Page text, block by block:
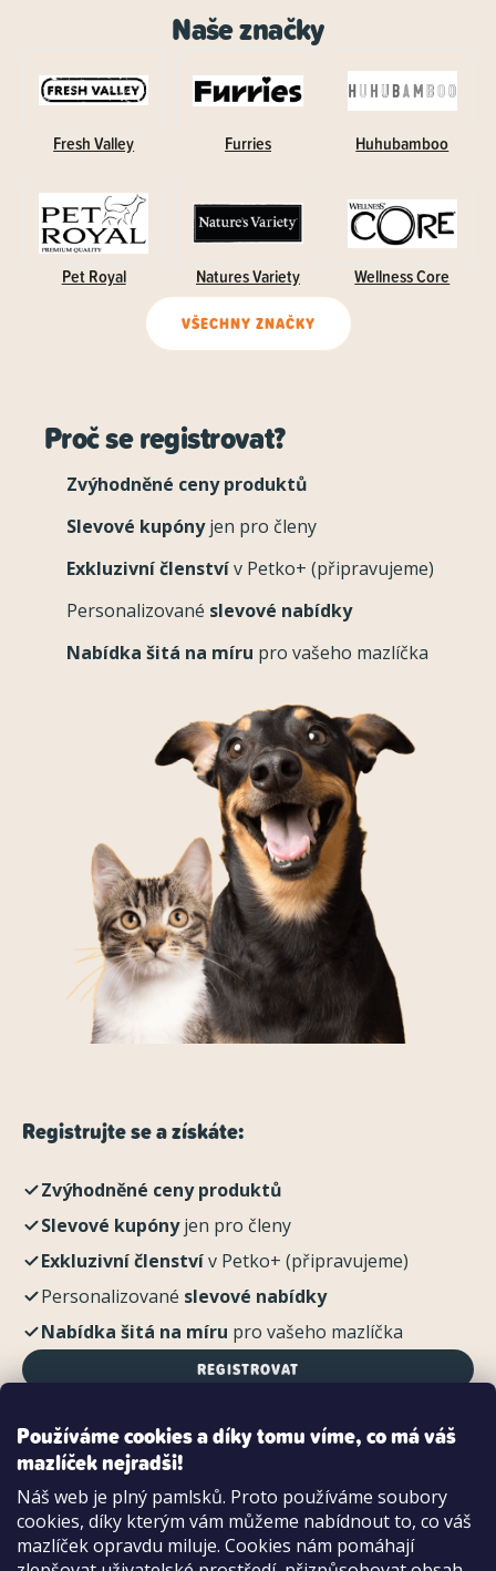
Používáme cookies a díky tomu víme, co má váš
mazlíček nejradši!
Náš web je plný pamlsků. Proto používáme soubory
cookies, díky kterým vám můžeme nabídnout to, co váš
mazlíček opravdu miluje. Cookies nám pomáhají
Naše značky
Fresh Valley Furries Huhubamboo
Pet Royal Natures Variety Wellness Core
VŠECHNY ZNAČKY
Proč se registrovat?
Zvýhodněné ceny produktů
Slevové kupónyjen pro členy
Exkluzivní členstvív Petko+ (připravujeme)
Personalizované slevové nabídky
Nabídka šitá na míru pro vašeho mazlíčka
Registrujte se a získáte:
Zvýhodněné ceny produktů
Slevové kupónyjen pro členy
Exkluzivní členstvív Petko+ (připravujeme)
Personalizované slevové nabídky
Nabídka šitá na míru pro vašeho mazlíčka
REGISTROVAT
Možnosti platby:
Dobírkou
Hotově i kartou na pobočce